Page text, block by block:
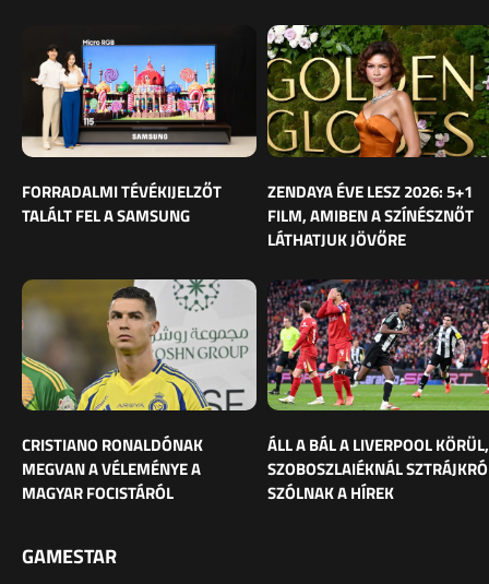
FORRADALMI TÉVÉKIJELZŐT
TALÁLT FEL A SAMSUNG
ZENDAYA ÉVE LESZ 2026: 5+1
FILM, AMIBEN A SZÍNÉSZNŐT
LÁTHATJUK JÖVŐRE
CRISTIANO RONALDÓNAK
MEGVAN A VÉLEMÉNYE A
MAGYAR FOCISTÁRÓL
ÁLL A BÁL A LIVERPOOL KÖRÜL,
SZOBOSZLAIÉKNÁL
SZÓLNAK A HÍREK
GAMESTAR